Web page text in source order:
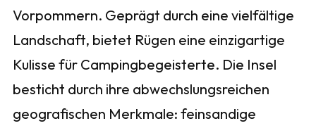
Vorpommern. Geprägt durch eine vielfältige
Landschaft, bietet Rügen eine einzigartige
Kulisse für Campingbegeisterte. Die Insel
besticht durch ihre abwechslungsreichen
geografischen Merkmale: feinsandige